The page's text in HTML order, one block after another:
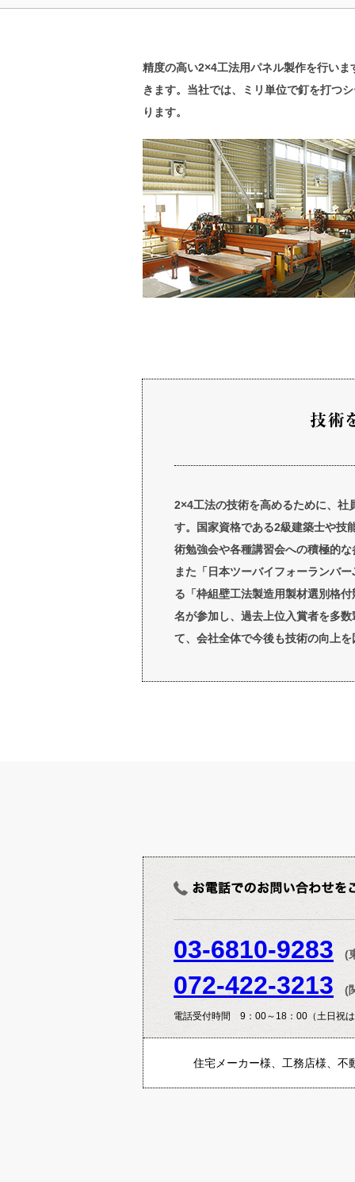
精度の高い2×4工法用パネル製作を行い
きます。当社では、ミリ単位で釘を打つ
ります。
2×4工法の技術を高めるために、社
す。国家資格である2級建築士や技
術勉強会や各種講習会への積極的
また「日本ツーバイフォーランバ
る「枠組壁工法製造用製材選別格
名が参加し、過去上位入賞者を多
て、会社全体で今後も技術の向上
03-6810-9283 (
072-422-3213 (
電話受付時間 9：00～18：00（土日祝
住宅メーカー様、工務店様、不